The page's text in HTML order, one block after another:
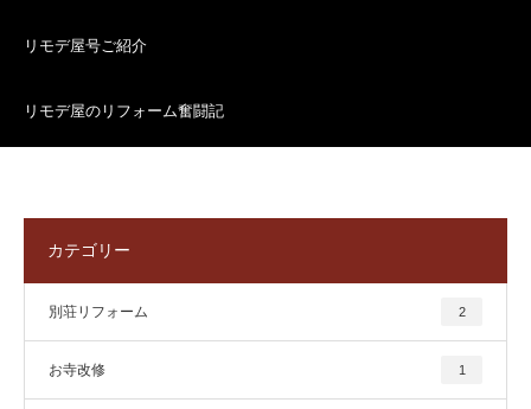
リモデ屋号ご紹介
リモデ屋のリフォーム奮闘記
カテゴリー
別荘リフォーム 2
お寺改修 1